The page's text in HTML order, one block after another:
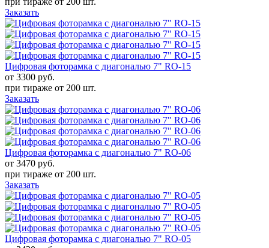
Заказать
Цифровая фоторамка с диагональю 7" RO-15
от 3300 руб.
при тираже от 200 шт.
Заказать
Цифровая фоторамка с диагональю 7" RO-06
от 3470 руб.
при тираже от 200 шт.
Заказать
Цифровая фоторамка с диагональю 7" RO-05